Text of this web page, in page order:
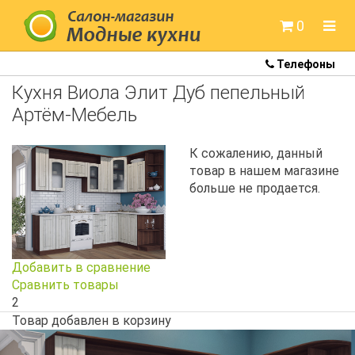
0
Телефоны
Кухни Colorita
Кухни Белдрев
Кухни Метрио
Кухни Неман
Кухни Модница
Кухни под заказ
Кухонные мойки
Кухня Виола Элит Дуб пепельный
Артём-Мебель
Добавить в сравнение
Сравнить товары
2
К сожалению, данный
товар в нашем магазине
больше не продается.
Товар добавлен в корзину